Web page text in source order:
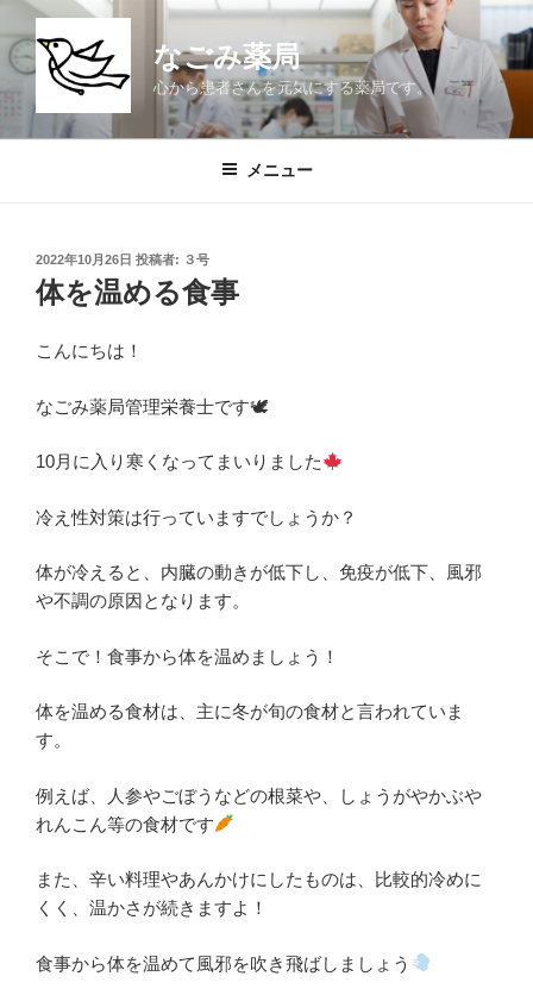
ン
テ
なごみ薬局
心から患者さんを元気にする薬局です。
メニュー
投
稿
日:
2022年10月26日 投稿者: ３号
体を温める食事
こんにちは！
なごみ薬局管理栄養士です🕊
10月に入り寒くなってまいりました
冷え性対策は行っていますでしょうか？
体が冷えると、内臓の動きが低下し、免疫が低下、風邪
や不調の原因となります。
そこで！食事から体を温めましょう！
体を温める食材は、主に冬が旬の食材と言われていま
す。
例えば、人参やごぼうなどの根菜や、しょうがやかぶや
れんこん等の食材です
また、辛い料理やあんかけにしたものは、比較的冷めに
くく、温かさが続きますよ！
食事から体を温めて風邪を吹き飛ばしましょう